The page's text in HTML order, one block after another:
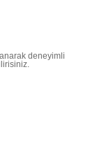
deneyimli